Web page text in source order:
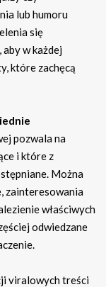
lub humoru
się
w każdej
które zachęcą
pozwala na
i które z
Można
zainteresowania
właściwych
odwiedzane
viralowych treści